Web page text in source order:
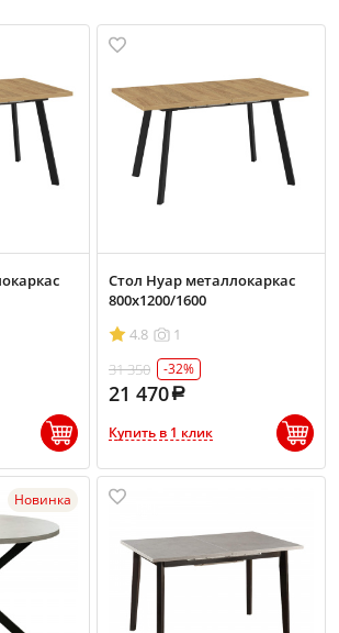
Стол Нуар металлокаркас
800х1200/1600
4.8
1
31 350
-32%
21 470
Купить в 1 клик
Новинка